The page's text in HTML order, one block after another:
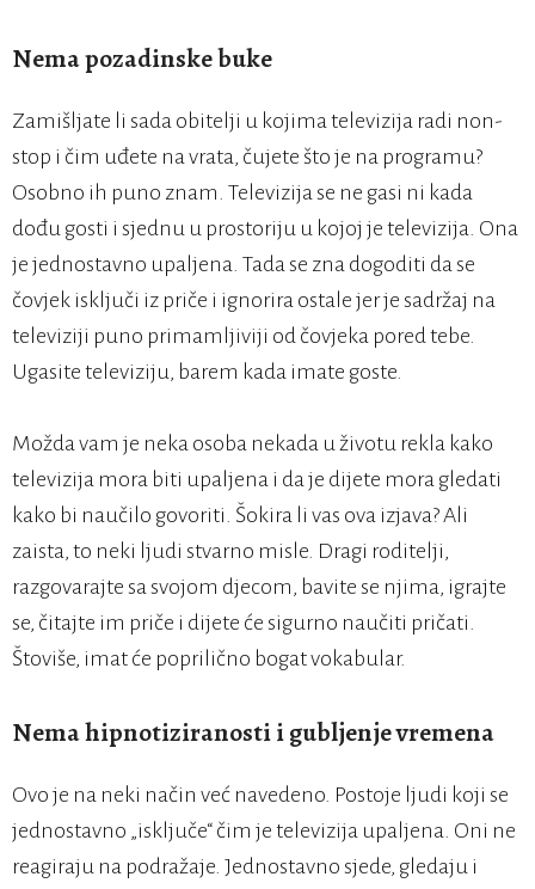
Nema pozadinske buke
Zamišljate li sada obitelji u kojima televizija radi non-
stop i čim uđete na vrata, čujete što je na programu?
Osobno ih puno znam. Televizija se ne gasi ni kada
dođu gosti i sjednu u prostoriju u kojoj je televizija. Ona
je jednostavno upaljena. Tada se zna dogoditi da se
čovjek isključi iz priče i ignorira ostale jer je sadržaj na
televiziji puno primamljiviji od čovjeka pored tebe.
Ugasite televiziju, barem kada imate goste.
Možda vam je neka osoba nekada u životu rekla kako
televizija mora biti upaljena i da je dijete mora gledati
kako bi naučilo govoriti. Šokira li vas ova izjava? Ali
zaista, to neki ljudi stvarno misle. Dragi roditelji,
razgovarajte sa svojom djecom, bavite se njima, igrajte
se, čitajte im priče i dijete će sigurno naučiti pričati.
Štoviše, imat će poprilično bogat vokabular.
Nema hipnotiziranosti i gubljenje vremena
Ovo je na neki način već navedeno. Postoje ljudi koji se
jednostavno „isključe“ čim je televizija upaljena. Oni ne
reagiraju na podražaje. Jednostavno sjede, gledaju i